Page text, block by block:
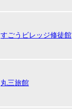
すごうビレッジ修徒館
丸三旅館